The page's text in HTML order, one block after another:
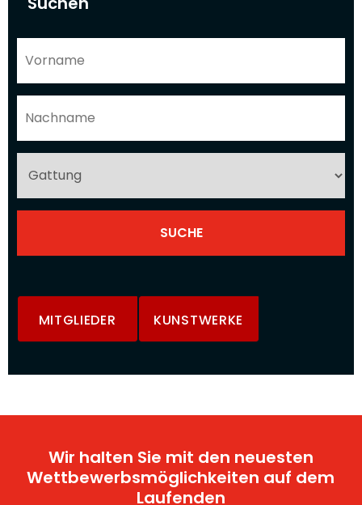
MITGLIEDER KUNSTWERKE
Wir halten Sie mit den neuesten
Wettbewerbsmöglichkeiten auf dem
Laufenden